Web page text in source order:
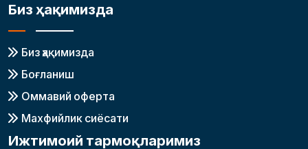
Биз ҳақимизда
Биз ҳақимизда
Боғланиш
Оммавий оферта
Махфийлик сиёсати
Ижтимоий тармоқларимиз